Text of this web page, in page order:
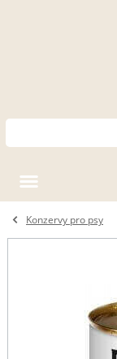
Konzervy pro psy